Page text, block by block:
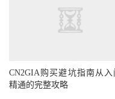
CN2GIA购买避坑指南从入
精通的完整攻略